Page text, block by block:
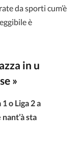
da sporti cum’è
è
in u
»
o Liga 2 a
sta